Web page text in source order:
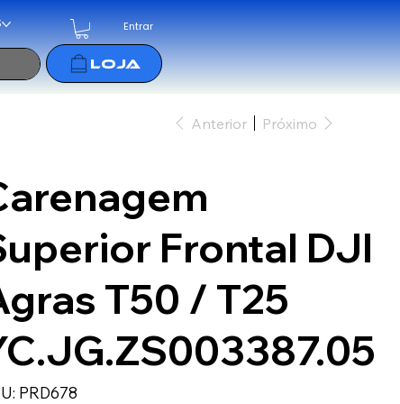
Entrar
Anterior Próximo
Frontal DJI
T50 / T25
SKU
PRD678
PRD678